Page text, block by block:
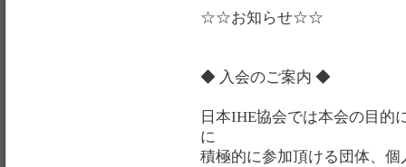
☆☆お知らせ☆☆
◆ 入会のご案内 ◆
日本IHE協会では本会の目的
に
積極的に参加頂ける団体、